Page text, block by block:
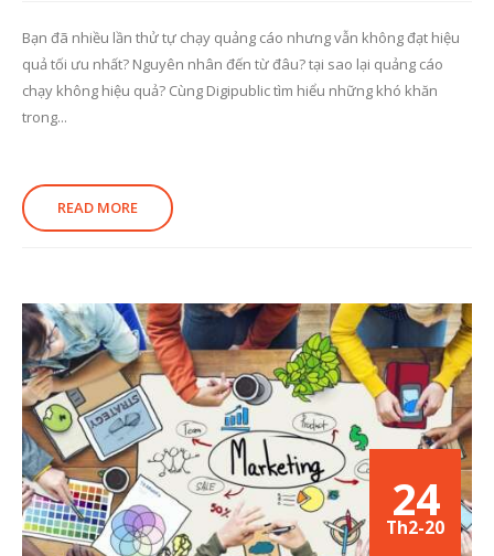
Bạn đã nhiều lần thử tự chạy quảng cáo nhưng vẫn không đạt hiệu
quả tối ưu nhất? Nguyên nhân đến từ đâu? tại sao lại quảng cáo
chạy không hiệu quả? Cùng Digipublic tìm hiểu những khó khăn
trong...
READ MORE
24
Th2-20